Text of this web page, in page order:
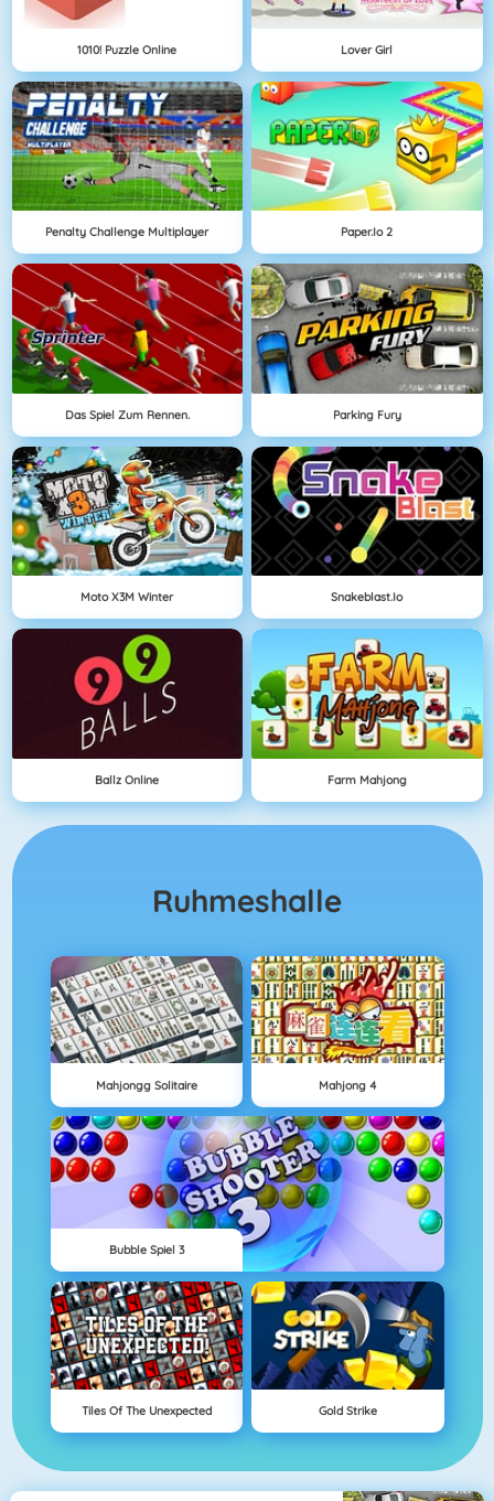
1010! Puzzle Online Lover Girl
Penalty Challenge Multiplayer Paper.io 2
Das Spiel Zum Rennen. Parking Fury
Moto X3M Winter Snakeblast.io
Ballz Online Farm Mahjong
Ruhmeshalle
Mahjongg Solitaire Mahjong 4
Bubble Spiel 3
Tiles Of The Unexpected Gold Strike